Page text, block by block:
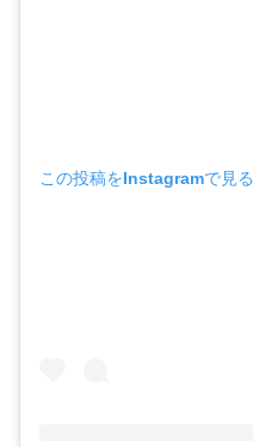
この投稿をInstagramで見る